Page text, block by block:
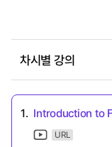
차시별 강의
1. Introduction to
URL